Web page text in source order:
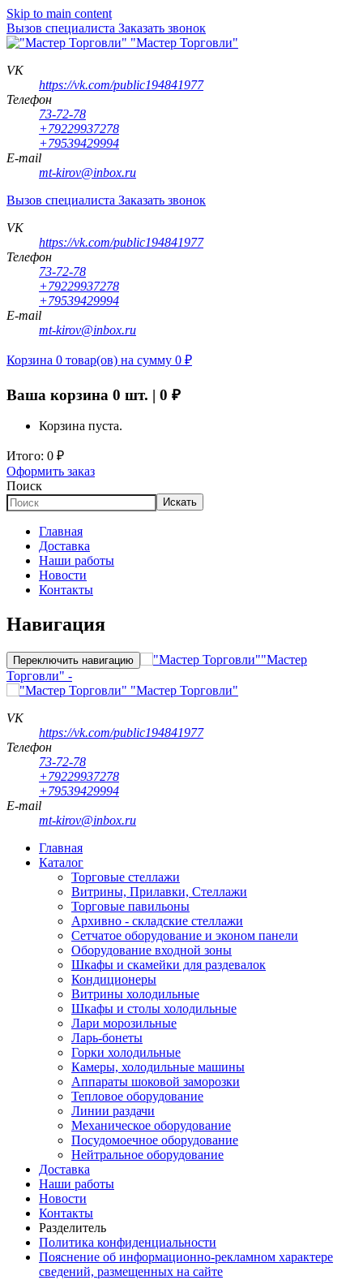
Skip to main content
Вызов специалиста Заказать звонок
"Мастер Торговли"
VK
https://vk.com/public194841977
Телефон
73-72-78
+79229937278
+79539429994
E-mail
mt-kirov@inbox.ru
Вызов специалиста Заказать звонок
VK
https://vk.com/public194841977
Телефон
73-72-78
+79229937278
+79539429994
E-mail
mt-kirov@inbox.ru
Корзина 0 товар(ов) на сумму 0 ₽
Ваша корзина 0 шт. | 0 ₽
Корзина пуста.
Итого: 0 ₽
Оформить заказ
Поиск
Искать
Главная
Доставка
Наши работы
Новости
Контакты
Навигация
Переключить навигацию
"Мастер
Торговли" -
"Мастер Торговли"
VK
https://vk.com/public194841977
Телефон
73-72-78
+79229937278
+79539429994
E-mail
mt-kirov@inbox.ru
Главная
Каталог
Торговые стеллажи
Витрины, Прилавки, Стеллажи
Торговые павильоны
Архивно - складские стеллажи
Сетчатое оборудование и эконом панели
Оборудование входной зоны
Шкафы и скамейки для раздевалок
Кондиционеры
Витрины холодильные
Шкафы и столы холодильные
Лари морозильные
Ларь-бонеты
Горки холодильные
Камеры, холодильные машины
Аппараты шоковой заморозки
Тепловое оборудование
Линии раздачи
Механическое оборудование
Посудомоечное оборудование
Нейтральное оборудование
Доставка
Наши работы
Новости
Контакты
Разделитель
Политика конфиденциальности
Пояснение об информационно-рекламном характере
сведений, размещенных на сайте